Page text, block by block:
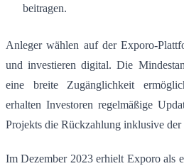
beitragen.
Anleger wählen auf der Exporo-
und investieren digital. Die
eine breite Zugänglichkeit
erhalten Investoren regelmäßige
Projekts die Rückzahlung inklusive der
Im Dezember 2023 erhielt Exporo als